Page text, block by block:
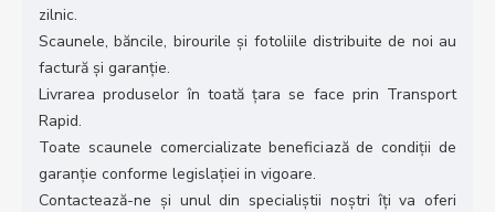
zilnic.
Scaunele, băncile, birourile și fotoliile distribuite de noi au
factură și garanție.
Livrarea produselor în toată țara se face prin Transport
Rapid.
Toate scaunele comercializate beneficiază de condiții de
garanție conforme legislației in vigoare.
Contactează-ne și unul din specialiștii noștri îți va oferi